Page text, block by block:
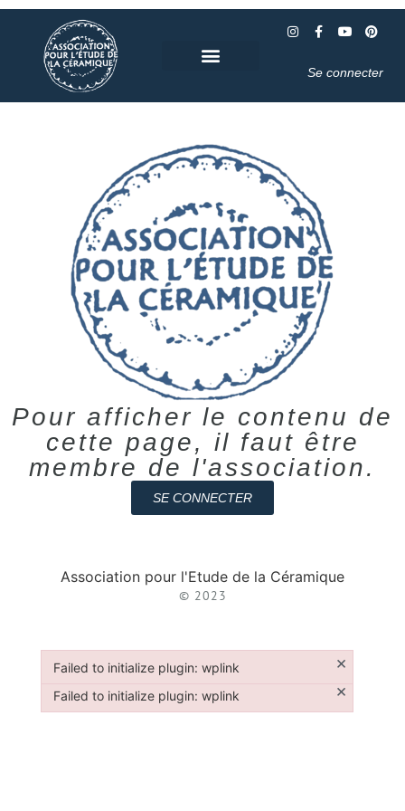
Se connecter
Pour afficher le contenu de
cette page, il faut être
membre de l'association.
SE CONNECTER
Association pour l'Etude de la Céramique
© 2023
Failed to initialize plugin: wplink ×
Failed to initialize plugin: wplink
Failed to initialize plugin: wplink ×